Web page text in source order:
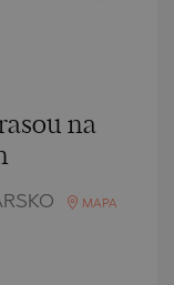
na
MAPA